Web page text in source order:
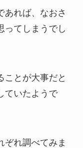
あれば、なおさ
ってしまうでし
ことが大事だと
ていたようで
ぞれ調べてみま